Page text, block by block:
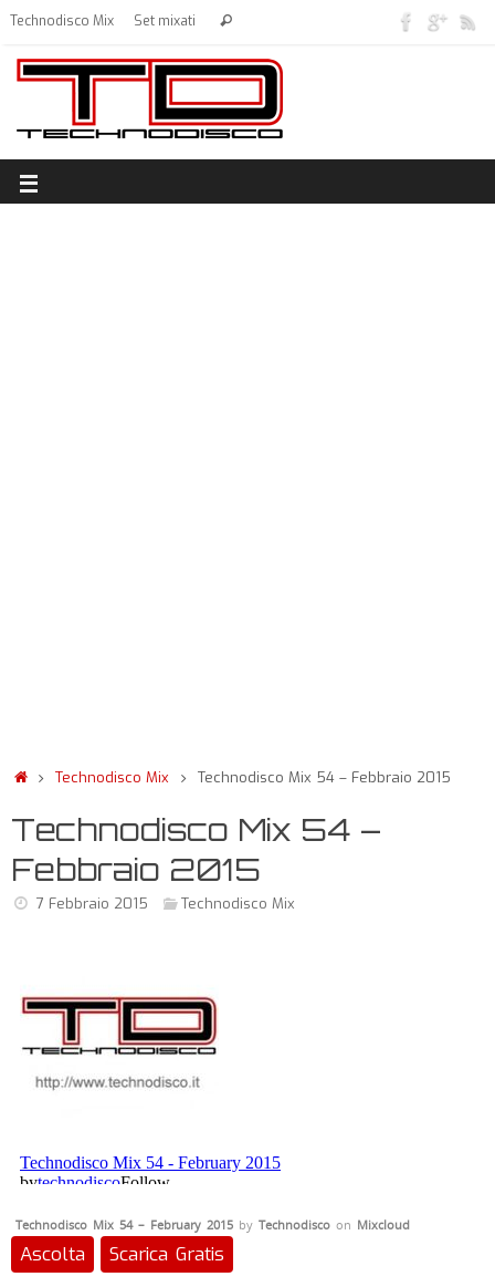
Technodisco Mix Set mixati
Technodisco Mix Technodisco Mix 54 – Febbraio 2015
Technodisco Mix 54 –
Febbraio 2015
7 Febbraio 2015 Technodisco Mix
Technodisco Mix 54 – February 2015 by Technodisco on Mixcloud
Ascolta Scarica Gratis